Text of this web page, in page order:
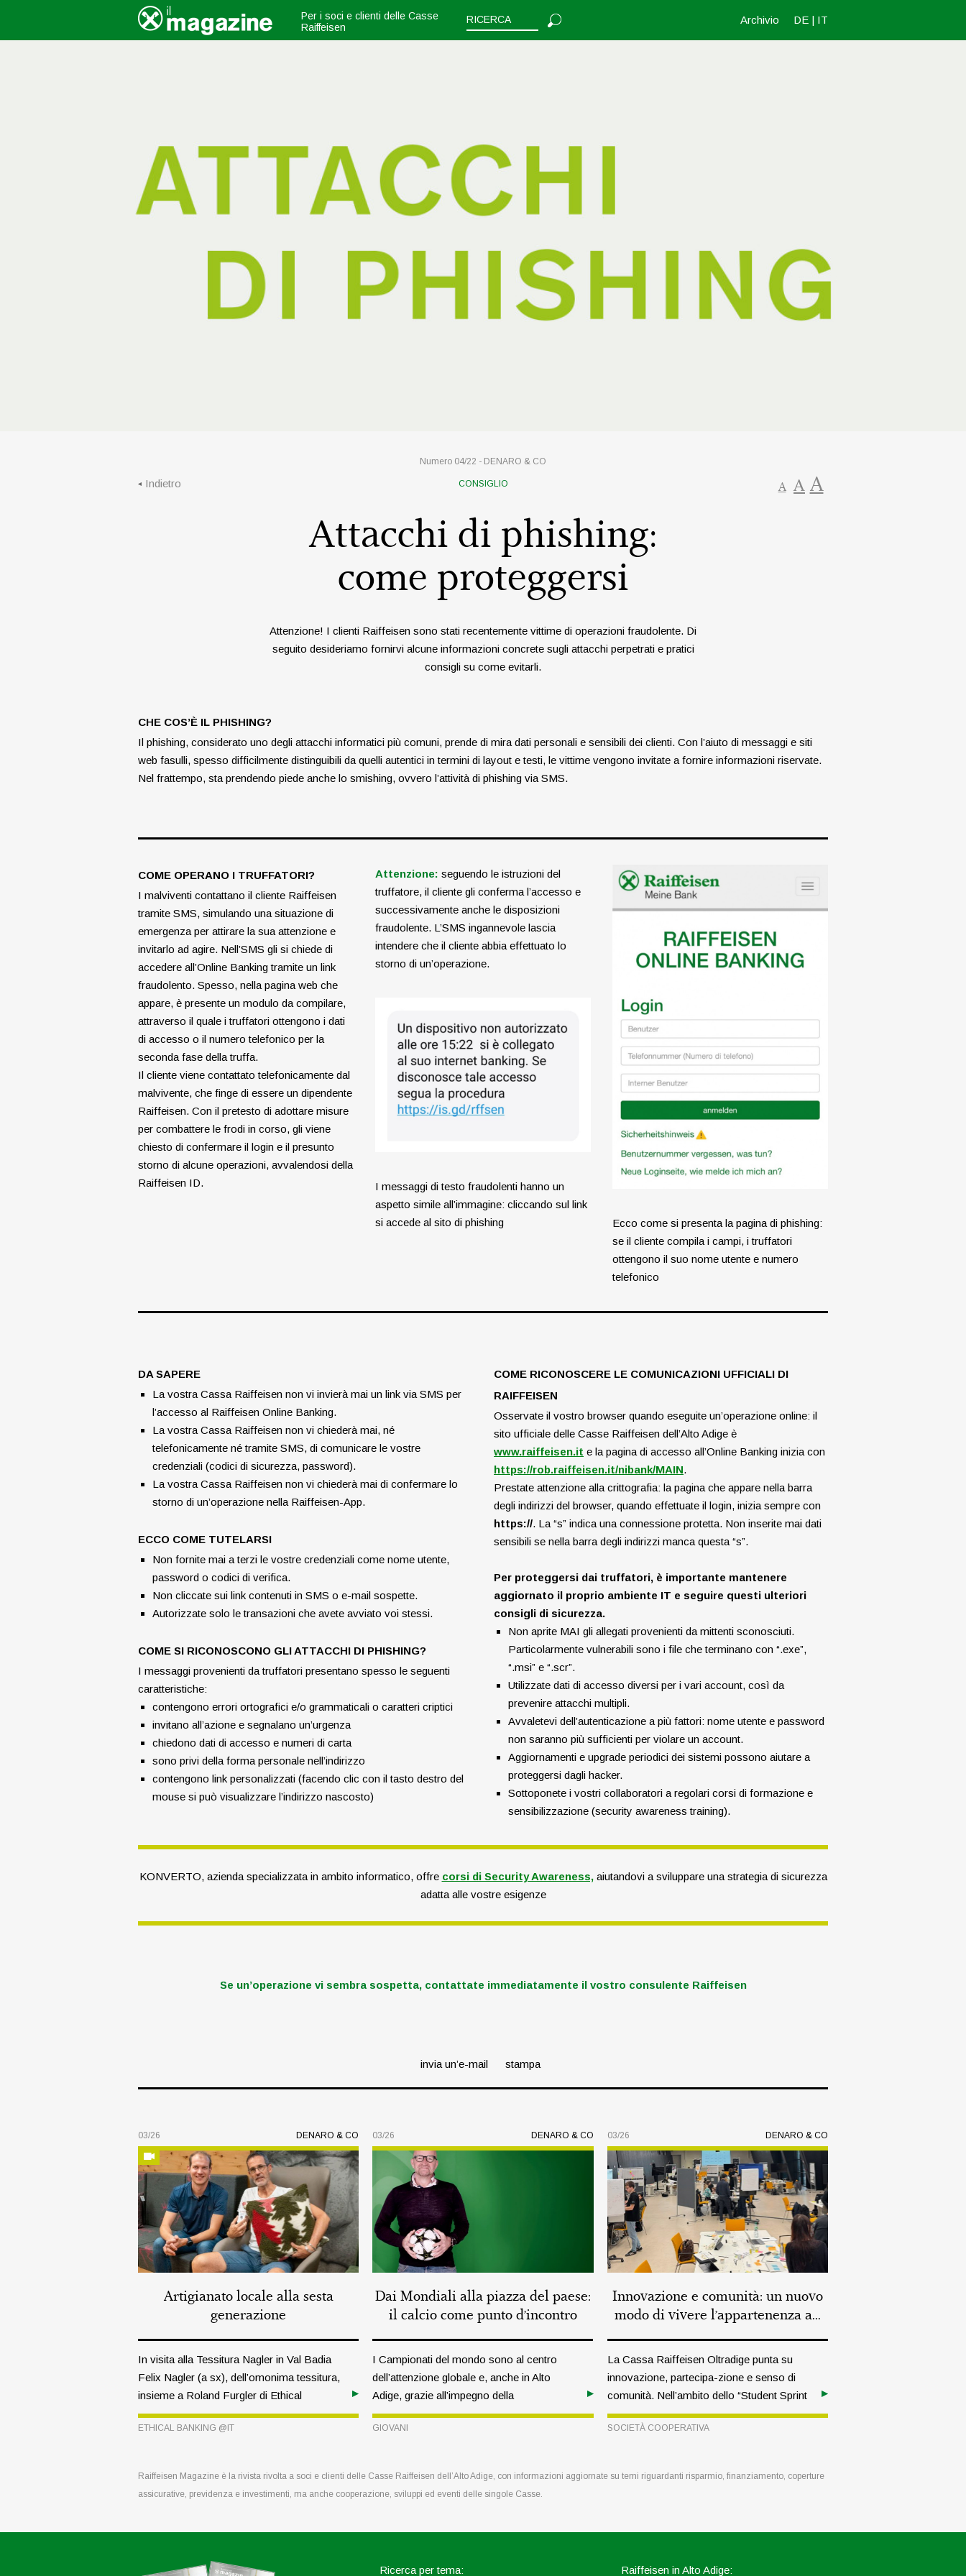
Archivio DE | IT
Per i soci e clienti delle Casse
Raiffeisen
Numero 04/22 - DENARO & CO
Indietro A A A
CONSIGLIO
Attacchi di phishing:
come proteggersi
Attenzione! I clienti Raiffeisen sono stati recentemente vittime di operazioni fraudolente. Di
seguito desideriamo fornirvi alcune informazioni concrete sugli attacchi perpetrati e pratici
consigli su come evitarli.
CHE COS’È IL PHISHING?
Il phishing, considerato uno degli attacchi informatici più comuni, prende di mira dati personali e sensibili dei clienti. Con l’aiuto di messaggi e siti
web fasulli, spesso difficilmente distinguibili da quelli autentici in termini di layout e testi, le vittime vengono invitate a fornire informazioni riservate.
Nel frattempo, sta prendendo piede anche lo smishing, ovvero l’attività di phishing via SMS.
COME OPERANO I TRUFFATORI?
I malviventi contattano il cliente Raiffeisen
tramite SMS, simulando una situazione di
emergenza per attirare la sua attenzione e
invitarlo ad agire. Nell’SMS gli si chiede di
accedere all’Online Banking tramite un link
fraudolento. Spesso, nella pagina web che
appare, è presente un modulo da compilare,
attraverso il quale i truffatori ottengono i dati
di accesso o il numero telefonico per la
seconda fase della truffa.
Il cliente viene contattato telefonicamente dal
malvivente, che finge di essere un dipendente
Raiffeisen. Con il pretesto di adottare misure
per combattere le frodi in corso, gli viene
chiesto di confermare il login e il presunto
storno di alcune operazioni, avvalendosi della
Raiffeisen ID.
Attenzione: seguendo le istruzioni del
truffatore, il cliente gli conferma l’accesso e
successivamente anche le disposizioni
fraudolente. L’SMS ingannevole lascia
intendere che il cliente abbia effettuato lo
storno di un’operazione.
I messaggi di testo fraudolenti hanno un
aspetto simile all’immagine: cliccando sul link
si accede al sito di phishing
Ecco come si presenta la pagina di phishing:
se il cliente compila i campi, i truffatori
ottengono il suo nome utente e numero
telefonico
DA SAPERE
La vostra Cassa Raiffeisen non vi invierà mai un link via SMS per
l’accesso al Raiffeisen Online Banking.
La vostra Cassa Raiffeisen non vi chiederà mai, né
telefonicamente né tramite SMS, di comunicare le vostre
credenziali (codici di sicurezza, password).
La vostra Cassa Raiffeisen non vi chiederà mai di confermare lo
storno di un’operazione nella Raiffeisen-App.
ECCO COME TUTELARSI
Non fornite mai a terzi le vostre credenziali come nome utente,
password o codici di verifica.
Non cliccate sui link contenuti in SMS o e-mail sospette.
Autorizzate solo le transazioni che avete avviato voi stessi.
COME SI RICONOSCONO GLI ATTACCHI DI PHISHING?
I messaggi provenienti da truffatori presentano spesso le seguenti
caratteristiche:
contengono errori ortografici e/o grammaticali o caratteri criptici
invitano all’azione e segnalano un’urgenza
chiedono dati di accesso e numeri di carta
sono privi della forma personale nell’indirizzo
contengono link personalizzati (facendo clic con il tasto destro del
mouse si può visualizzare l’indirizzo nascosto)
COME RICONOSCERE LE COMUNICAZIONI UFFICIALI DI
RAIFFEISEN
Osservate il vostro browser quando eseguite un’operazione online: il
sito ufficiale delle Casse Raiffeisen dell’Alto Adige è
www.raiffeisen.it e la pagina di accesso all’Online Banking inizia con
https://rob.raiffeisen.it/nibank/MAIN.
Prestate attenzione alla crittografia: la pagina che appare nella barra
degli indirizzi del browser, quando effettuate il login, inizia sempre con
https://. La “s” indica una connessione protetta. Non inserite mai dati
sensibili se nella barra degli indirizzi manca questa “s”.
Per proteggersi dai truffatori, è importante mantenere
aggiornato il proprio ambiente IT e seguire questi ulteriori
consigli di sicurezza.
Non aprite MAI gli allegati provenienti da mittenti sconosciuti.
Particolarmente vulnerabili sono i file che terminano con “.exe”,
“.msi” e “.scr”.
Utilizzate dati di accesso diversi per i vari account, così da
prevenire attacchi multipli.
Avvaletevi dell’autenticazione a più fattori: nome utente e password
non saranno più sufficienti per violare un account.
Aggiornamenti e upgrade periodici dei sistemi possono aiutare a
proteggersi dagli hacker.
Sottoponete i vostri collaboratori a regolari corsi di formazione e
sensibilizzazione (security awareness training).
KONVERTO, azienda specializzata in ambito informatico, offre corsi di Security Awareness,aiutandovi a sviluppare una strategia di sicurezza
adatta alle vostre esigenze
Se un’operazione vi sembra sospetta, contattate immediatamente il vostro consulente Raiffeisen
invia un’e-mail stampa
DENARO & CO
03/26
Artigianato locale alla sesta
generazione
In visita alla Tessitura Nagler in Val Badia
Felix Nagler (a sx), dell’omonima tessitura,
insieme a Roland Furgler di Ethical
Banking
ETHICAL BANKING @IT
DENARO & CO
03/26
Dai Mondiali alla piazza del paese:
il calcio come punto d’incontro
I Campionati del mondo sono al centro
dell’attenzione globale e, anche in Alto
Adige, grazie all’impegno della
Federazione delle associazioni sportive
(VSS), la passione per il calcio viene
settore, scopriamo più da vicino il lavoro
svolto in ambito giovanile.
GIOVANI
DENARO & CO
03/26
Innovazione e comunità: un nuovo
modo di vivere l’appartenenza a...
La Cassa Raiffeisen Oltradige punta su
innovazione, partecipa-zione e senso di
comunità. Nell’ambito dello “Student Sprint
2026”, ha collaborato per un’intera
settimana con giovani provenienti da tutta
SOCIETÀ COOPERATIVA
Raiffeisen Magazine è la rivista rivolta a soci e clienti delle Casse Raiffeisen dell’Alto Adige, con informazioni aggiornate su temi riguardanti risparmio, finanziamento, coperture
assicurative, previdenza e investimenti, ma anche cooperazione, sviluppi ed eventi delle singole Casse.
Ricerca per tema: Raiffeisen in Alto Adige: